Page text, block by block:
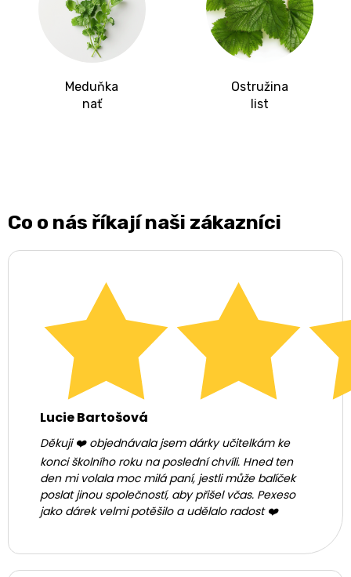
Meduňka
nať
Ostružina
list
Co o nás říkají naši zákazníci
Lucie Bartošová
Děkuji ❤️ objednávala jsem dárky učitelkám ke
konci školního roku na poslední chvíli. Hned ten
den mi volala moc milá paní, jestli může balíček
poslat jinou společností, aby přišel včas. Pexeso
jako dárek velmi potěšilo a udělalo radost ❤️